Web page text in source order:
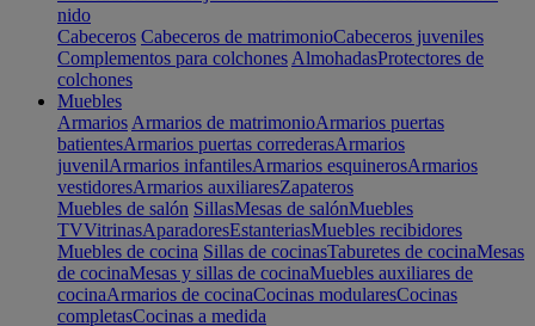
nido
Cabeceros Cabeceros de matrimonioCabeceros juveniles
Complementos para colchones AlmohadasProtectores de
colchones
Muebles
Armarios Armarios de matrimonioArmarios puertas
batientesArmarios puertas correderasArmarios
juvenilArmarios infantilesArmarios esquinerosArmarios
vestidoresArmarios auxiliaresZapateros
Muebles de salón SillasMesas de salónMuebles
TVVitrinasAparadoresEstanteriasMuebles recibidores
Muebles de cocina Sillas de cocinasTaburetes de cocinaMesas
de cocinaMesas y sillas de cocinaMuebles auxiliares de
cocinaArmarios de cocinaCocinas modularesCocinas
completasCocinas a medida